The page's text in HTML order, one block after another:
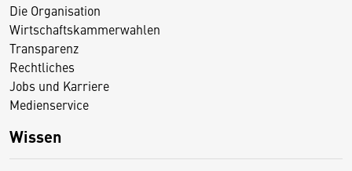
Die Organisation
Wirtschaftskammerwahlen
Transparenz
Rechtliches
Jobs und Karriere
Medienservice
Wissen